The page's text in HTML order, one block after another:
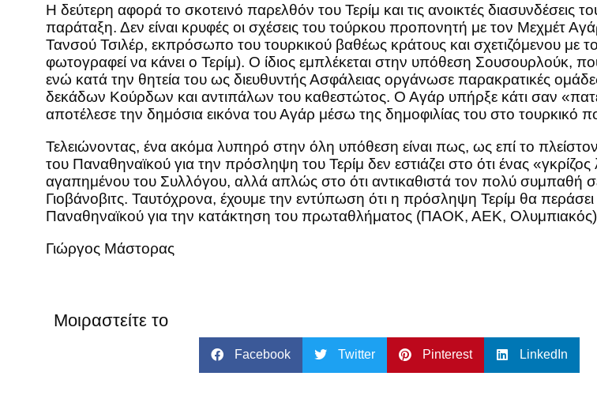
Η δεύτερη αφορά το σκοτεινό παρελθόν του Τερίμ και τις ανοικτές διασυνδέσεις
παράταξη. Δεν είναι κρυφές οι σχέσεις του τούρκου προπονητή με τον Μεχμέτ
Τανσού Τσιλέρ, εκπρόσωπο του τουρκικού βαθέως κράτους και σχετιζόμενου με
φωτογραφεί να κάνει ο Τερίμ). Ο ίδιος εμπλέκεται στην υπόθεση Σουσουρλούκ,
ενώ κατά την θητεία του ως διευθυντής Ασφάλειας οργάνωσε παρακρατικές
δεκάδων Κούρδων και αντιπάλων του καθεστώτος. Ο Αγάρ υπήρξε κάτι σαν
αποτέλεσε την δημόσια εικόνα του Αγάρ μέσω της δημοφιλίας του στο τουρκικό
Τελειώνοντας, ένα ακόμα λυπηρό στην όλη υπόθεση είναι πως, ως επί το
του Παναθηναϊκού για την πρόσληψη του Τερίμ δεν εστιάζει στο ότι ένας «γκρίζος
αγαπημένου του Συλλόγου, αλλά απλώς στο ότι αντικαθιστά τον πολύ
Γιοβάνοβιτς. Ταυτόχρονα, έχουμε την εντύπωση ότι η πρόσληψη Τερίμ θα
Παναθηναϊκού για την κατάκτηση του πρωταθλήματος (ΠΑΟΚ, ΑΕΚ,
Γιώργος Μάστορας
Μοιραστείτε το
Facebook Twitter Pinterest LinkedIn